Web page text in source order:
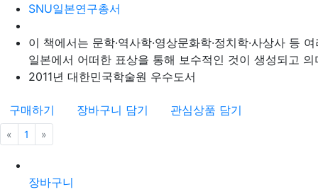
SNU일본연구총서
이 책에서는 문학·역사학·영상문화학·정치학·사상사
일본에서 어떠한 표상을 통해 보수적인 것이 생성되고
2011년 대한민국학술원 우수도서
구매하기 장바구니 담기 관심상품 담기
« 이전
1 »
장바구니